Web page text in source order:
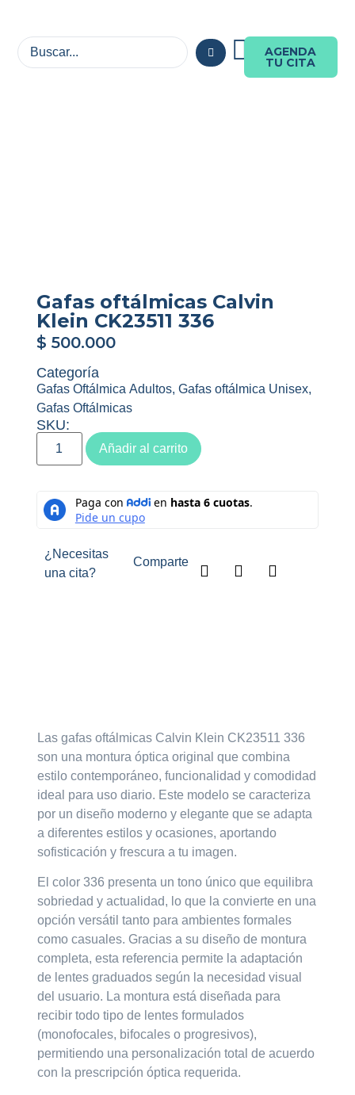
AGENDA
TU CITA
Gafas oftálmicas Calvin
Klein CK23511 336
$ 500.000
Categoría
Gafas Oftálmica Adultos, Gafas oftálmica Unisex,
Gafas Oftálmicas
SKU:
Añadir al carrito
¿Necesitas
una cita?
Comparte
Lasgafas oftálmicas Calvin Klein CK23511 336
son una montura óptica original que combina
estilo contemporáneo, funcionalidad y comodidad
ideal para uso diario. Este modelo se caracteriza
por un diseño moderno y elegante que se adapta
a diferentes estilos y ocasiones, aportando
sofisticación y frescura a tu imagen.
El color336 presenta un tono único que equilibra
sobriedad y actualidad, lo que la convierte en una
opción versátil tanto para ambientes formales
como casuales. Gracias a su diseño de montura
completa, esta referencia permite la adaptación
de lentes graduados según la necesidad visual
del usuario. La montura está diseñada para
recibir todo tipo de lentes formulados
(monofocales, bifocales o progresivos),
permitiendo una personalización total de acuerdo
con la prescripción óptica requerida.